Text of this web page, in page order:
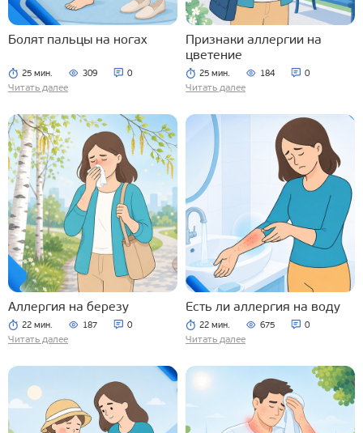
Болят пальцы на ногах
25 мин. 309 0
Читать далее
Признаки аллергии на
цветение
25 мин. 184 0
Читать далее
Аллергия на березу
22 мин. 187 0
Читать далее
Есть ли аллергия на воду
22 мин. 675 0
Читать далее